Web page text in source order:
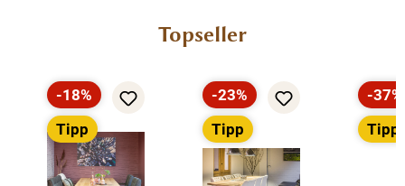
Produktgalerie überspringen
Topseller
Rabatt
-18%
Tipp
Rabatt
-23%
Tipp
-37%
Tipp